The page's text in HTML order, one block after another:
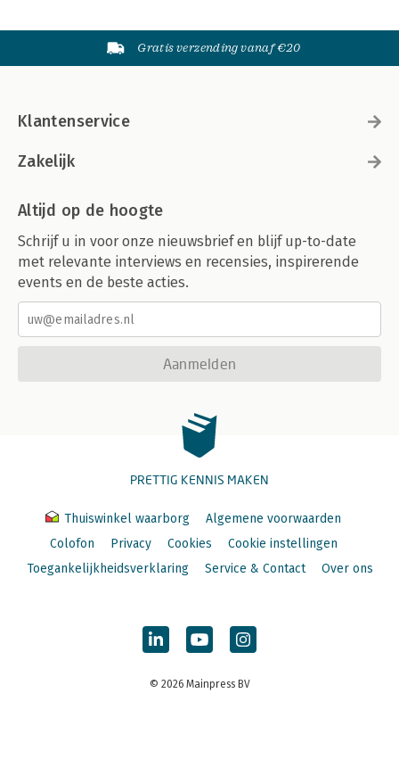
Gratis verzending vanaf €20
Klantenservice
Zakelijk
Altijd op de hoogte
Schrijf u in voor onze nieuwsbrief en blijf up-to-date
met relevante interviews en recensies, inspirerende
events en de beste acties.
Aanmelden
PRETTIG KENNIS MAKEN
Thuiswinkel waarborg
Algemene voorwaarden
Colofon
Privacy Cookies
Cookie instellingen
Toegankelijkheidsverklaring
Service & Contact Over ons
© 2026 Mainpress BV